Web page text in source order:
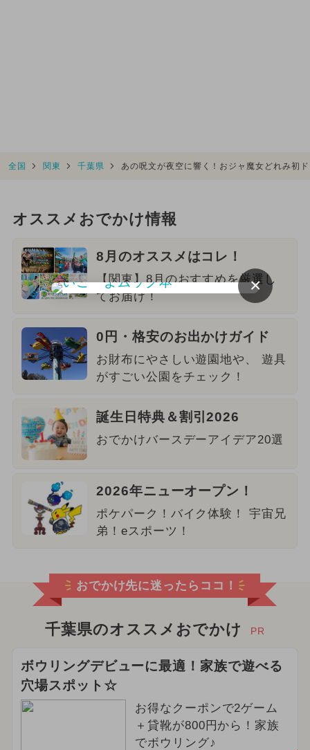
全国 関東 千葉県 あの呪文が夜空に響く！おジャ魔女どれみ初
オススメおでかけ情報
8月のオススメはコレ！
【関東】8月のおすすめを厳選し
てお届け！
0円・格安のお出かけガイド
お財布にやさしい遊園地や、 遊具
がすごい公園をチェック！
誕生日特典＆割引2026
おでかけバースデーアイデア20選
2026年ニューオープン！
ポケパーク！バイク体験！ 宇宙兄
弟！eスポーツ！
おでかけ先に迷ったらココ！
千葉県のオススメおでかけ PR
ボウリングデビューに最適！家族で遊べる
穴場スポット☆
お得なクーポンで2ゲーム
＋貸靴が800円から！家族
でボウリング♪
×